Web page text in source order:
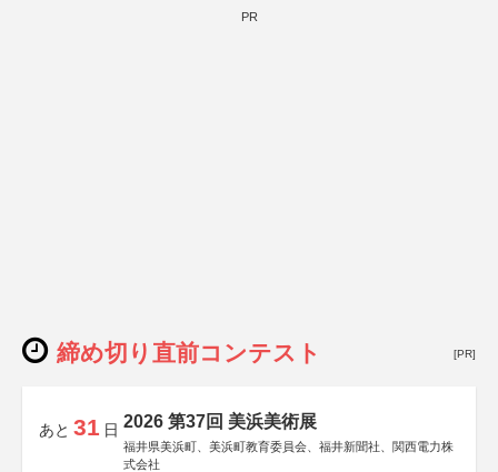
PR
締め切り直前コンテスト [PR]
あと 31 日 2026 第37回 美浜美術展
福井県美浜町、美浜町教育委員会、福井新聞社、関西電力株
式会社